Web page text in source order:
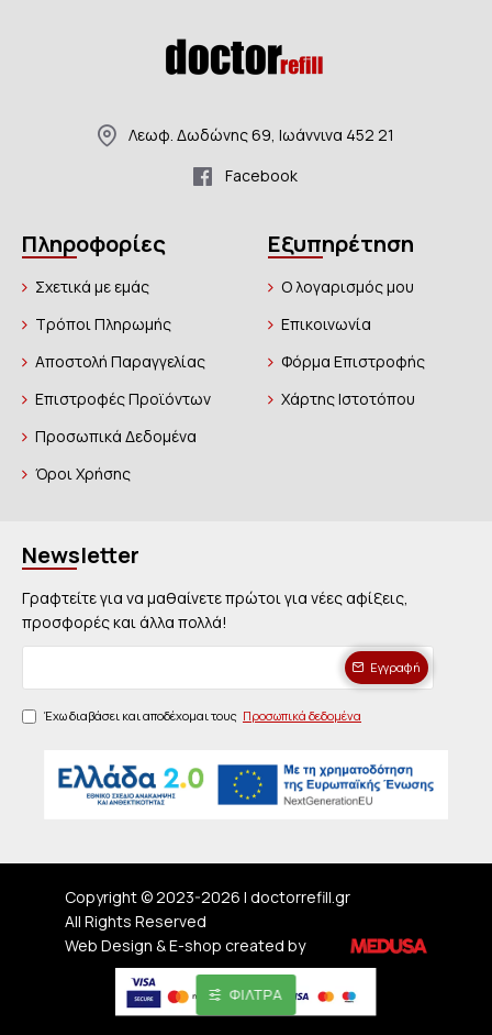
Λεωφ. Δωδώνης 69, Ιωάννινα 452 21
Facebook
Πληροφορίες
Σχετικά με εμάς
Τρόποι Πληρωμής
Αποστολή Παραγγελίας
Επιστροφές Προϊόντων
Προσωπικά Δεδομένα
Όροι Χρήσης
Εξυπηρέτηση
Ο λογαρισμός μου
Επικοινωνία
Φόρμα Επιστροφής
Χάρτης Ιστοτόπου
Newsletter
Γραφτείτε για να μαθαίνετε πρώτοι για νέες αφίξεις,
προσφορές και άλλα πολλά!
Εγγραφή
Έχω διαβάσει και αποδέχομαι τους Προσωπικά δεδομένα
Copyright © 2023-2026 | doctorrefill.gr
All Rights Reserved
Web Design & E-shop created by
ΦΊΛΤΡΑ